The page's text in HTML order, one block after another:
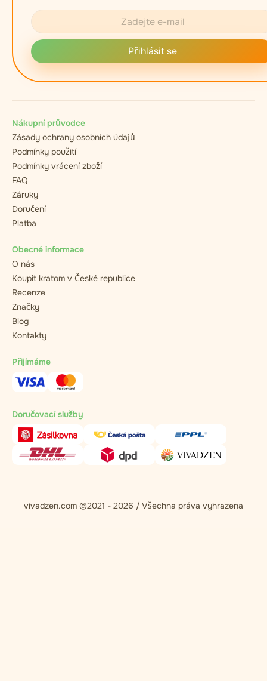
Přihlásit se
Nákupní průvodce
Zásady ochrany osobních údajů
Podmínky použití
Podmínky vrácení zboží
FAQ
Záruky
Doručení
Platba
Obecné informace
O nás
Koupit kratom v České republice
Recenze
Značky
Blog
Kontakty
Přijímáme
Doručovací služby
vivadzen.com ©2021 - 2026 / Všechna práva vyhrazena